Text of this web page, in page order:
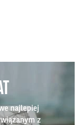
najlepiej
z